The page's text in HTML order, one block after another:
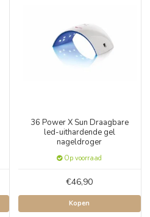
36 Power X Sun Draagbare
led-uithardende gel
nageldroger
Op voorraad
€46,90
Kopen